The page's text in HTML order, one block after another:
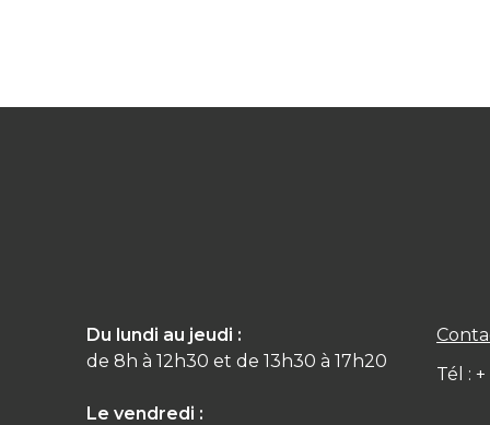
Du lundi au jeudi :
de 8h à 12h30 et de 13h30 à 17h20
Le vendredi :
Tél :